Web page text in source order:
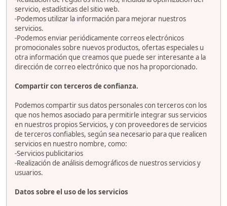
servicio, estadísticas del sitio web.
-Podemos utilizar la información para mejorar nuestros
servicios.
-Podemos enviar periódicamente correos electrónicos
promocionales sobre nuevos productos, ofertas especiales u
otra información que creamos que puede ser interesante a la
dirección de correo electrónico que nos ha proporcionado.
Compartir con terceros de confianza.
Podemos compartir sus datos personales con terceros con los
que nos hemos asociado para permitirle integrar sus servicios
en nuestros propios Servicios, y con proveedores de servicios
de terceros confiables, según sea necesario para que realicen
servicios en nuestro nombre, como:
-Servicios publicitarios
-Realización de análisis demográficos de nuestros servicios y
usuarios.
Datos sobre el uso de los servicios